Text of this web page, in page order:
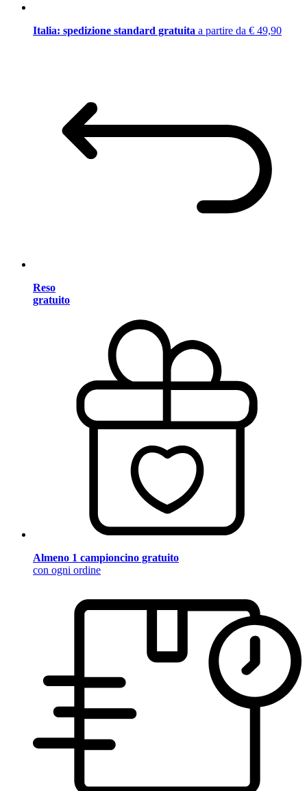
Italia: spedizione standard gratuita a partire da € 49,90
Reso
gratuito
Almeno 1 campioncino gratuito
con ogni ordine